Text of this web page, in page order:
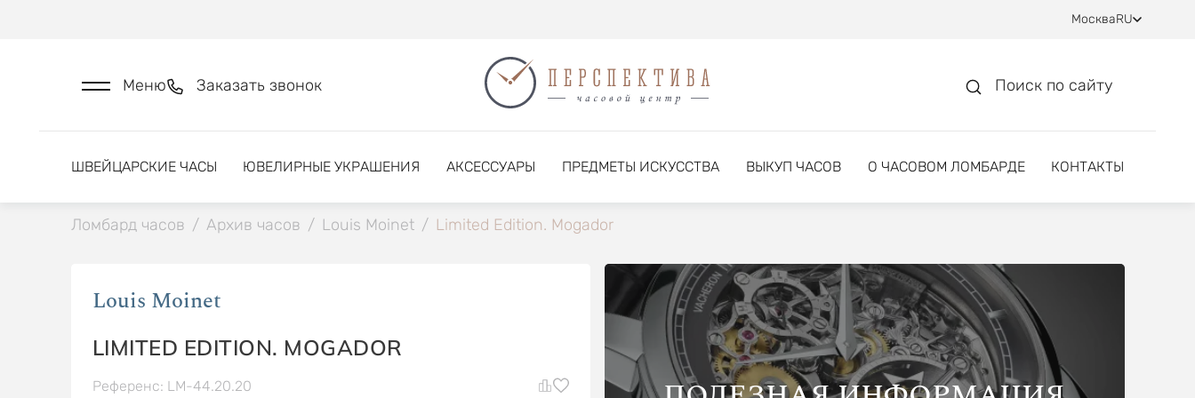
МоскваRU
Меню Заказать звонок Поиск по сайту
ШВЕЙЦАРСКИЕ ЧАСЫ ЮВЕЛИРНЫЕ УКРАШЕНИЯ АКСЕССУАРЫ ПРЕДМЕТЫ ИСКУССТВА ВЫКУП ЧАСОВ О ЧАСОВОМ ЛОМБАРДЕ КОНТАКТЫ
Ломбард часов / Архив часов / Louis Moinet / Limited Edition. Mogador
Louis Moinet
LIMITED EDITION. MOGADOR
Референс: LM-44.20.20